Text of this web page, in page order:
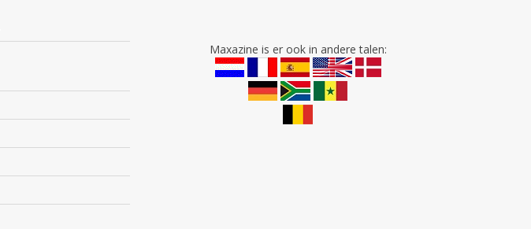
Maxazine is er ook in andere talen: